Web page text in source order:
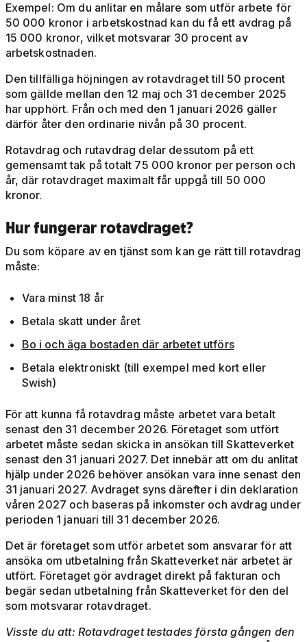
Exempel: Om du anlitar en målare som utför arbete för
50 000 kronor i arbetskostnad kan du få ett avdrag på
15 000 kronor, vilket motsvarar 30 procent av
arbetskostnaden.
Den tillfälliga höjningen av rotavdraget till 50 procent
som gällde mellan den 12 maj och 31 december 2025
har upphört. Från och med den 1 januari 2026 gäller
därför åter den ordinarie nivån på 30 procent.
Rotavdrag och rutavdrag delar dessutom på ett
gemensamt tak på totalt 75 000 kronor per person och
år, där rotavdraget maximalt får uppgå till 50 000
kronor.
Hur fungerar rotavdraget?
Du som köpare av en tjänst som kan ge rätt till rotavdrag
måste:
Vara minst 18 år
Betala skatt under året
Bo i och äga bostaden där arbetet utförs
Betala elektroniskt (till exempel med kort eller
Swish)
För att kunna få rotavdrag måste arbetet vara betalt
senast den 31 december 2026. Företaget som utfört
arbetet måste sedan skicka in ansökan till Skatteverket
senast den 31 januari 2027. Det innebär att om du anlitat
hjälp under 2026 behöver ansökan vara inne senast den
31 januari 2027. Avdraget syns därefter i din deklaration
våren 2027 och baseras på inkomster och avdrag under
perioden 1 januari till 31 december 2026.
Det är företaget som utför arbetet som ansvarar för att
ansöka om utbetalning från Skatteverket när arbetet är
utfört. Företaget gör avdraget direkt på fakturan och
begär sedan utbetalning från Skatteverket för den del
som motsvarar rotavdraget.
Visste du att: Rotavdraget testades första gången den